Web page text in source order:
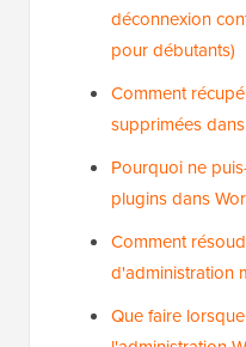
déconnexion
pour débutants)
Comment
supprimées
Pourquoi ne
plugins dans
Comment
d'administration
Que faire